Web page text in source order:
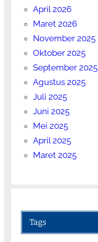
April 2026
Maret 2026
November 2025
Oktober 2025
September 2025
Agustus 2025
Juli 2025
Juni 2025
Mei 2025
April 2025
Maret 2025
Tags